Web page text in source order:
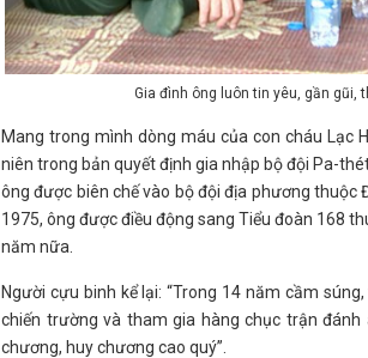
Gia đình ông luôn tin yêu, gần gũi,
Mang trong mình dòng máu của con cháu Lạc
niên trong bản quyết định gia nhập bộ đội Pa-
ông được biên chế vào bộ đội địa phương thuộc
1975, ông được điều động sang Tiểu đoàn 168
năm nữa.
Người cựu binh kể lại: “Trong 14 năm cầm
chiến trường và tham gia hàng chục trận
chương, huy chương cao quý”.